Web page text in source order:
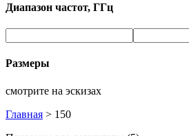
Диапазон частот, ГГц
Размеры
смотрите на эскизах
Главная > 150